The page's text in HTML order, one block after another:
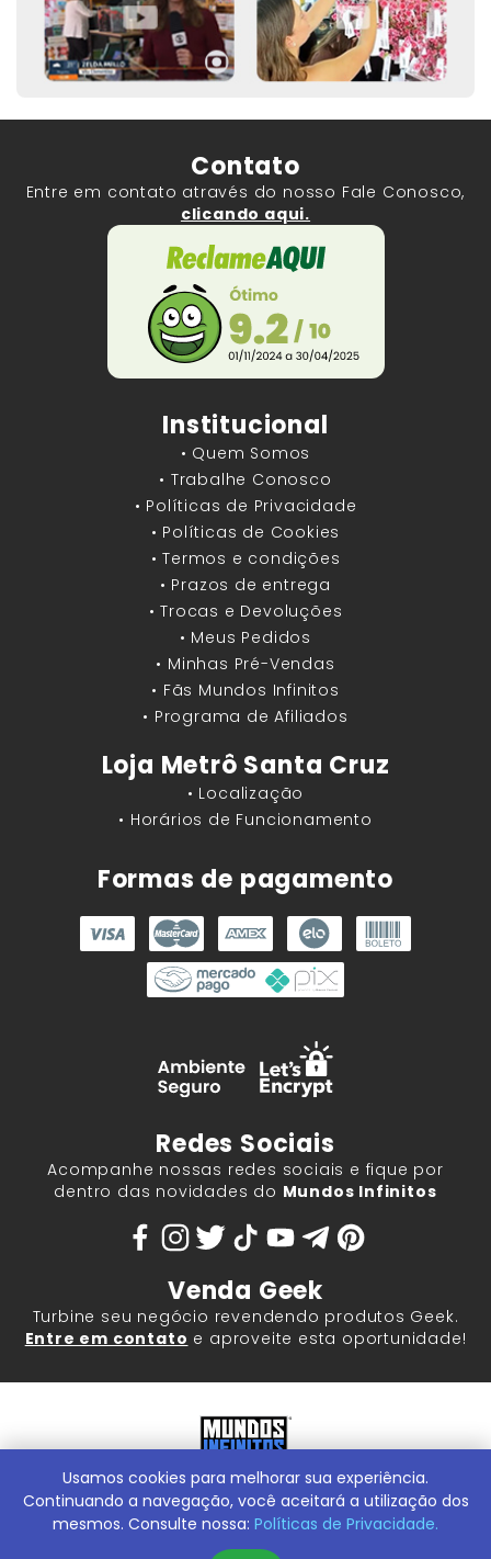
Contato
Entre em contato através do nosso Fale Conosco,
clicando aqui.
Institucional
• Quem Somos
• Trabalhe Conosco
• Políticas de Privacidade
• Políticas de Cookies
• Termos e condições
• Prazos de entrega
• Trocas e Devoluções
• Meus Pedidos
• Minhas Pré-Vendas
• Fãs Mundos Infinitos
• Programa de Afiliados
Loja Metrô Santa Cruz
• Localização
• Horários de Funcionamento
Formas de pagamento
Redes Sociais
Acompanhe nossas redes sociais e fique por
dentro das novidades do Mundos Infinitos
Venda Geek
Turbine seu negócio revendendo produtos Geek.
Entre em contato e aproveite esta oportunidade!
Mundos Infinitos - Publicações e Geek Store |ContentStuff
Publicações e Assinaturas Ltda. CNPJ - 05.859.917/0001-60.
Conheça nossa Loja Física:Rua Machado Bitencourt, 291 -
Usamos cookies para melhorar sua experiência.
Continuando a navegação, você aceitará a utilização dos
mesmos. Consulte nossa: Políticas de Privacidade.